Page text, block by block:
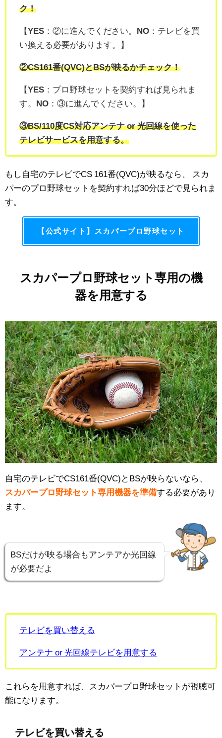
ク！
【YES：②に進んでください。 NO：テレビを買
い換える必要があります。】
②CS161番(QVC)とBSが映るかチェック！
【YES：プロ野球セットを契約すれば見られま
す。 NO：③に進んでください。】
③BS/110度CS対応アンテナ or 光回線を使った
テレビサービスを用意する。
もし自宅のテレビでCS 161番(QVC)が映るなら、
スカ
パーのプロ野球セットを契約すれば30分ほどで見られま
す。
【公式サイト】スカパープロ野球セット
スカパープロ野球セット専用の機
器を用意する
自宅のテレビでCS161番(QVC)とBSが映らないなら、
スカパープロ野球セット専用機器を準備する必要があり
ます。
BSだけが映る場合もアンテアか光回線
が必要だよ
テレビを買い替える
アンテナ or 光回線テレビを用意する
これらを用意すれば、スカパープロ野球セットが視聴可
能になります。
テレビを買い替える